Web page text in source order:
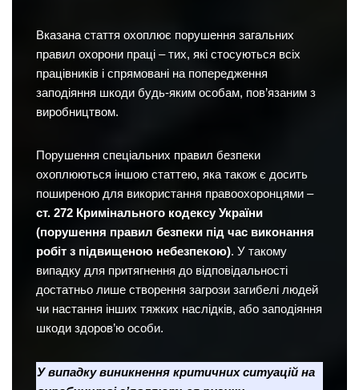
Вказана стаття охоплює порушення загальних
правил охорони праці – тих, які стосуються всіх
працівників і спрямовані на попередження
заподіяння шкоди будь-яким особам, пов’язаним з
виробництвом.
Порушення спеціальних правил безпеки
охоплюються іншою статтею, яка також є досить
поширеною для використання правоохоронцями –
ст. 272 Кримінального кодексу України
(порушення правил безпеки під час виконання
робіт з підвищеною небезпекою). У такому
випадку для притягнення до відповідальності
достатньо лише створення загрози загибелі людей
чи настання інших тяжких наслідків, або заподіяння
шкоди здоров’ю особи.
У випадку виникнення критичних ситуацій на